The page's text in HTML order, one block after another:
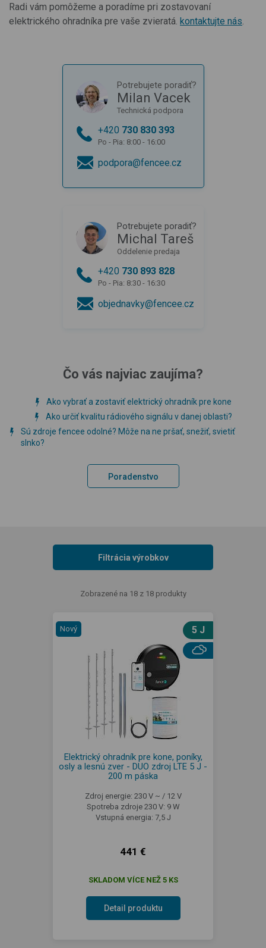
Radi vám pomôžeme a poradíme pri zostavovaní
elektrického ohradníka pre vaše zvieratá. kontaktujte nás
Potrebujete poradiť?
Milan Vacek
Technická podpora
+420 730 830 393
Po - Pia: 8:00 - 16:00
podpora@fencee.cz
Potrebujete poradiť?
Michal Tareš
Oddelenie predaja
+420 730 893 828
Po - Pia: 8:30 - 16:30
objednavky@fencee.cz
Čo vás najviac zaujíma?
Ako vybrať a zostaviť elektrický ohradník pre kone
Ako určiť kvalitu rádiového signálu v danej oblasti?
Sú zdroje fencee odolné? Môže na ne pršať, snežiť, svietiť
slnko?
Poradenstvo
Filtrácia výrobkov
Zobrazené na 18 z 18 produkty
Nový 5 J
Elektrický ohradník pre kone, poníky,
osly a lesnú zver - DUO zdroj LTE 5 J -
200 m páska
Zdroj energie: 230 V ~ / 12 V
Spotreba zdroje 230 V: 9 W
Vstupná energia: 7,5 J
441 €
SKLADOM VÍCE NEŽ 5 KS
Detail produktu